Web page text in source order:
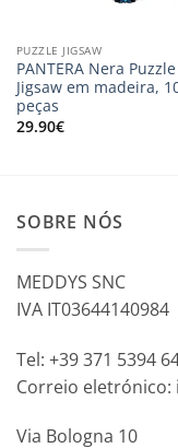
PUZZLE JIGSAW
PANTERA Nera
Jigsaw em madeira,
peças
29.90€
SOBRE NÓS
MEDDYS SNC
IVA IT03644140984
Tel: +39 371 5394
Correio eletrónico:
Via Bologna 10